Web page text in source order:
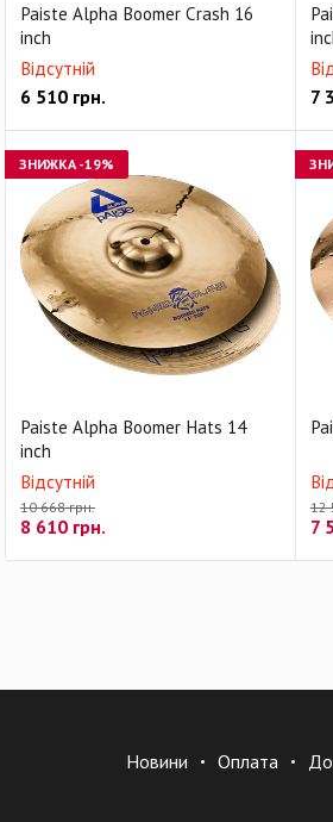
Paiste Alpha Boomer Crash 16
inch
Відсутній
6 510 грн. 7
Paiste Alpha Boomer Hats 14
inch
Відсутній
10 668 грн.
8 610 грн.
ЗНИЖКА -19%
12
7
Новини Оплата